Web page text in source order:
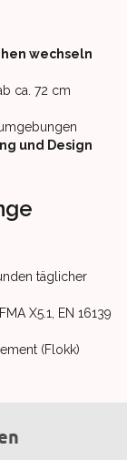
wechseln
ca. 72 cm
und Design
täglicher
X5.1, EN 16139
(Flokk)